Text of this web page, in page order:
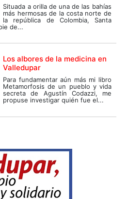
Situada a orilla de una de las bahías
más hermosas de la costa norte de
la república de Colombia, Santa
de...
Los albores de la medicina en
Valledupar
Para fundamentar aún más mi libro
Metamorfosis de un pueblo y vida
secreta de Agustín Codazzi, me
propuse investigar quién fue el...